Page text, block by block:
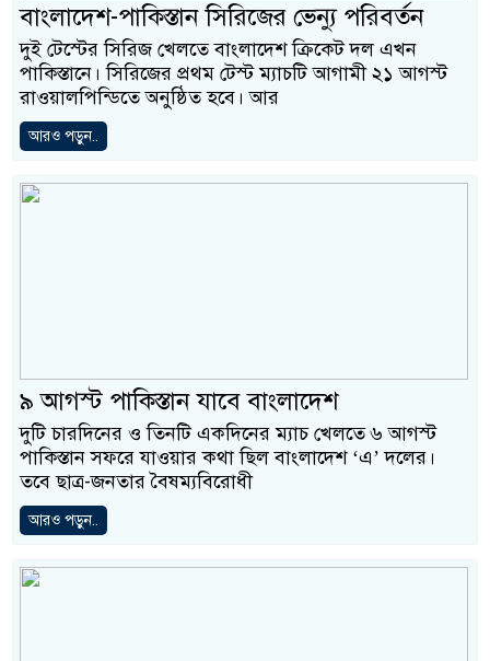
বাংলাদেশ-পাকিস্তান সিরিজের ভেন্যু পরিবর্তন
দুই টেস্টের সিরিজ খেলতে বাংলাদেশ ক্রিকেট দল এখন
পাকিস্তানে। সিরিজের প্রথম টেস্ট ম্যাচটি আগামী ২১ আগস্ট
রাওয়ালপিন্ডিতে অনুষ্ঠিত হবে। আর
আরও পড়ুন..
৯ আগস্ট পাকিস্তান যাবে বাংলাদেশ
দুটি চারদিনের ও তিনটি একদিনের ম্যাচ খেলতে ৬ আগস্ট
পাকিস্তান সফরে যাওয়ার কথা ছিল বাংলাদেশ ‘এ’ দলের।
তবে ছাত্র-জনতার বৈষম্যবিরোধী
আরও পড়ুন..